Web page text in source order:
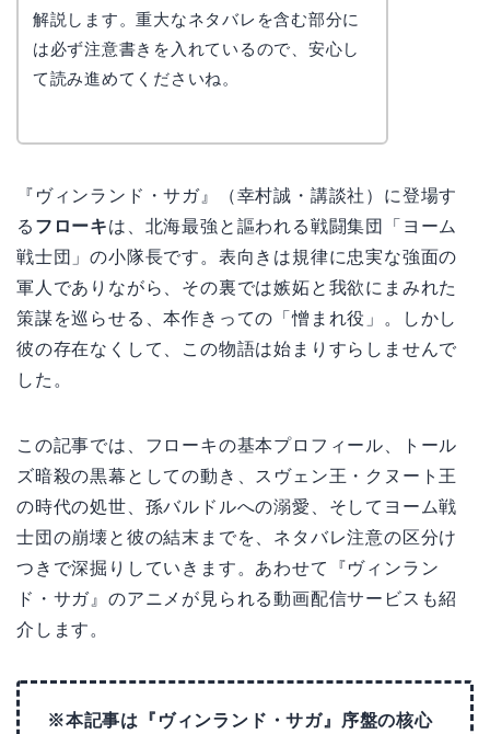
解説します。重大なネタバレを含む部分に
は必ず注意書きを入れているので、安心し
て読み進めてくださいね。
『ヴィンランド・サガ』（幸村誠・講談社）に登場す
る フローキは、北海最強と謳われる戦闘集団「ヨーム
戦士団」の小隊長です。表向きは規律に忠実な強面の
軍人でありながら、その裏では嫉妬と我欲にまみれた
策謀を巡らせる、本作きっての「憎まれ役」。しかし
彼の存在なくして、この物語は始まりすらしませんで
した。
この記事では、フローキの基本プロフィール、トール
ズ暗殺の黒幕としての動き、スヴェン王・クヌート王
の時代の処世、孫バルドルへの溺愛、そしてヨーム戦
士団の崩壊と彼の結末までを、ネタバレ注意の区分け
つきで深掘りしていきます。あわせて『ヴィンラン
ド・サガ』のアニメが見られる動画配信サービスも紹
介します。
※本記事は『ヴィンランド・サガ』序盤の核心